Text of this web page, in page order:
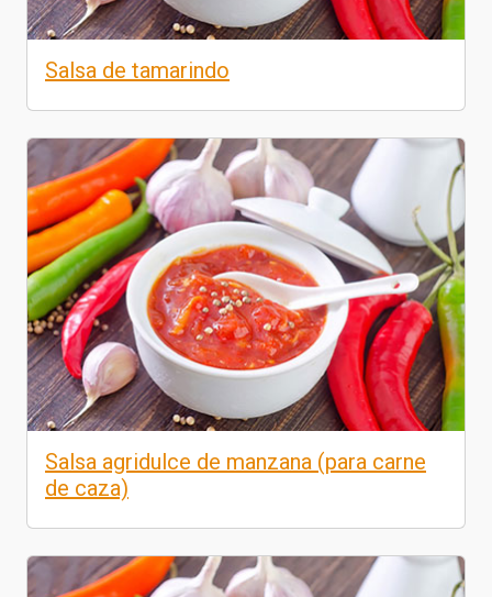
Salsa de tamarindo
Salsa agridulce de manzana (para carne
de caza)